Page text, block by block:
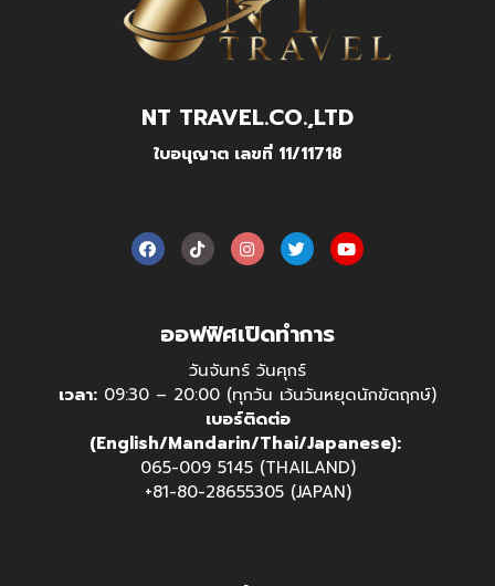
NT TRAVEL.CO.,LTD
ใบอนุญาต เลขที่ 11/11718
ออฟฟิศเปิดทำการ
วันจันทร์ วันศุกร์
เวลา: 09:30 – 20:00 (ทุกวัน เว้นวันหยุดนักขัตฤกษ์)
เบอร์ติดต่อ
(English/Mandarin/Thai/Japanese):
065-009 5145 (THAILAND)
+81-80-28655305 (JAPAN)